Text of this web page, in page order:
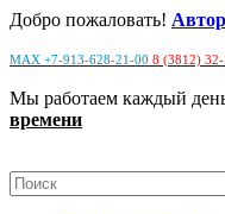
Добро пожаловать!
MAX +7-913-628-21-00 8 (3812)
Мы работаем каждый
времени